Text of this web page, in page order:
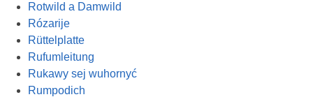
Rotwild a Damwild
Rózarije
Rüttelplatte
Rufumleitung
Rukawy sej wuhornyć
Rumpodich